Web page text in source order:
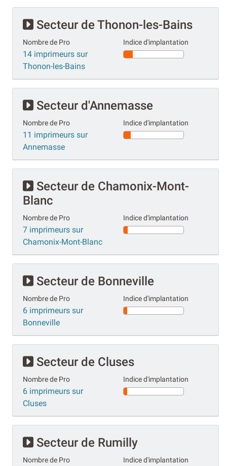
Secteur de Thonon-les-Bains
Nombre de Pro
14 imprimeurs sur
Thonon-les-Bains
Indice d'implantation
Secteur d'Annemasse
Nombre de Pro
11 imprimeurs sur
Annemasse
Indice d'implantation
Secteur de Chamonix-Mont-
Blanc
Nombre de Pro
7 imprimeurs sur
Chamonix-Mont-Blanc
Indice d'implantation
Secteur de Bonneville
Nombre de Pro
6 imprimeurs sur
Bonneville
Indice d'implantation
Secteur de Cluses
Nombre de Pro
6 imprimeurs sur
Cluses
Indice d'implantation
Secteur de Rumilly
Nombre de Pro Indice d'implantation